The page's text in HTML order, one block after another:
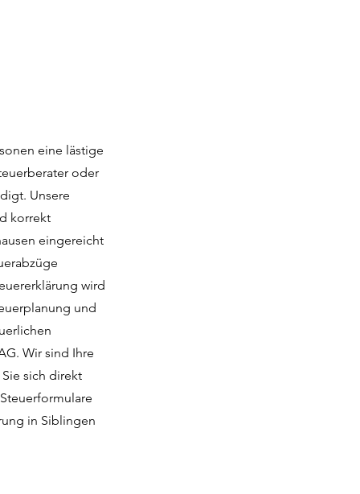
eine lästige
oder
Unsere
korrekt
eingereicht
wird
und
Wir sind Ihre
sich direkt
in Siblingen